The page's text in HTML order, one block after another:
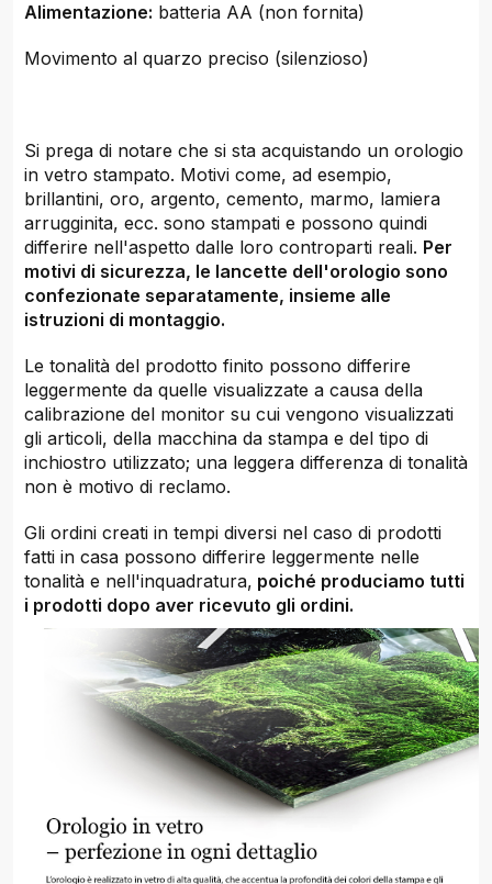
Alimentazione: batteria AA (non fornita)
Movimento al quarzo preciso (silenzioso)
Si prega di notare che si sta acquistando un orologio
in vetro stampato. Motivi come, ad esempio,
brillantini, oro, argento, cemento, marmo, lamiera
arrugginita, ecc. sono stampati e possono quindi
differire nell'aspetto dalle loro controparti reali. Per
motivi di sicurezza, le lancette dell'orologio sono
confezionate separatamente, insieme alle
istruzioni di montaggio.
Le tonalità del prodotto finito possono differire
leggermente da quelle visualizzate a causa della
calibrazione del monitor su cui vengono visualizzati
gli articoli, della macchina da stampa e del tipo di
inchiostro utilizzato; una leggera differenza di tonalità
non è motivo di reclamo.
Gli ordini creati in tempi diversi nel caso di prodotti
fatti in casa possono differire leggermente nelle
tonalità e nell'inquadratura, poiché produciamo tutti
i prodotti dopo aver ricevuto gli ordini.